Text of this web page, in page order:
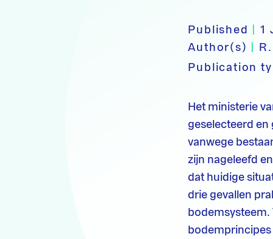
Published
1
Author(s)
Publication
Het ministerie
geselecteerd en
vanwege
zijn nageleefd
dat huidige
drie gevallen